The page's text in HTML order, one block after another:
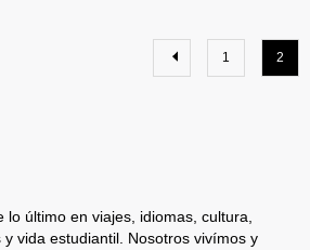
1 2
lo último en viajes, idiomas, cultura,
vida estudiantil. Nosotros vivímos y